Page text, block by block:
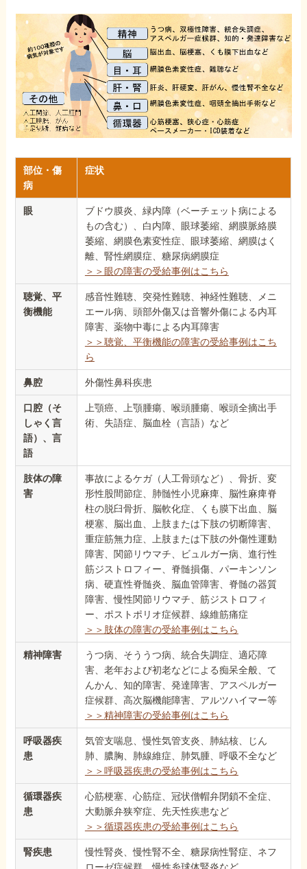
部位・傷
病
症状
眼
ブドウ膜炎、緑内障（ベーチェット病による
もの含む）、白内障、眼球萎縮、網膜脈絡膜
萎縮、網膜色素変性症、眼球萎縮、網膜はく
離、腎性網膜症、糖尿病網膜症
＞＞眼の障害の受給事例はこちら
聴覚、平
衡機能
感音性難聴、突発性難聴、神経性難聴、メニ
エール病、頭部外傷又は音響外傷による内耳
障害、薬物中毒による内耳障害
＞＞聴覚、平衡機能の障害の受給事例はこち
ら
鼻腔 外傷性鼻科疾患
口腔（そ
しゃく言
語）、言
語
上顎癌、上顎腫瘍、喉頭腫瘍、喉頭全摘出手
術、失語症、脳血栓（言語）など
肢体の障
害
事故によるケガ（人工骨頭など）、骨折、変
形性股間節症、肺髄性小児麻痺、脳性麻痺脊
柱の脱臼骨折、脳軟化症、くも膜下出血、脳
梗塞、脳出血、上肢または下肢の切断障害、
重症筋無力症、上肢または下肢の外傷性運動
障害、関節リウマチ、ビュルガー病、進行性
筋ジストロフィー、脊髄損傷、パーキンソン
病、硬直性脊髄炎、脳血管障害、脊髄の器質
障害、慢性関節リウマチ、筋ジストロフィ
ー、ポストポリオ症候群、線維筋痛症
＞＞肢体の障害の受給事例はこちら
精神障害
うつ病、そううつ病、統合失調症、適応障
害、老年および初老などによる痴呆全般、て
んかん、知的障害、発達障害、アスペルガー
症候群、高次脳機能障害、アルツハイマー等
＞＞精神障害の受給事例はこちら
呼吸器疾
患
気管支喘息、慢性気管支炎、肺結核、じん
肺、膿胸、肺線維症、肺気腫、呼吸不全など
＞＞呼吸器疾患の受給事例はこちら
循環器疾
患
心筋梗塞、心筋症、冠状僧帽弁閉鎖不全症、
大動脈弁狭窄症、先天性疾患など
＞＞循環器疾患の受給事例はこちら
腎疾患
慢性腎炎、慢性腎不全、糖尿病性腎症、ネフ